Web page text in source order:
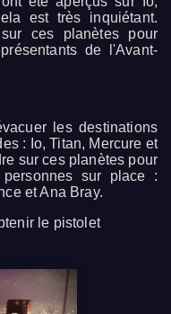
est très inquiétant.
ces planètes pour
de l'Avant-
les destinations
: Io, Titan, Mercure et
sur ces planètes pour
sur place :
et Ana Bray.
le pistolet